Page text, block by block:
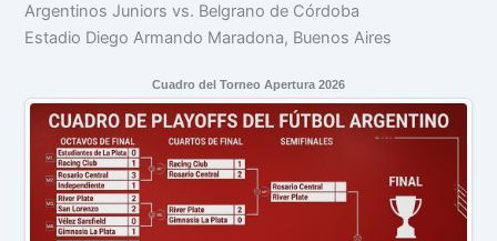
Argentinos Juniors vs. Belgrano de Córdoba
Estadio Diego Armando Maradona, Buenos Aires
Cuadro del Torneo Apertura 2026